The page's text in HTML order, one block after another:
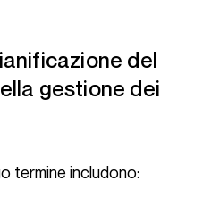
gestione dei
termine includono: